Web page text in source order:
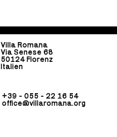
Villa Romana
Via Senese 68
50124 Florenz
Italien
+39 - 055 - 22 16 54
office@villaromana.org